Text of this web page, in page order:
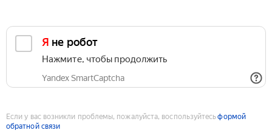
Я не робот
Нажмите, чтобы продолжить
Yandex SmartCaptcha
Если у вас возникли проблемы, пожалуйста, воспользуйтесьформой
обратной связи